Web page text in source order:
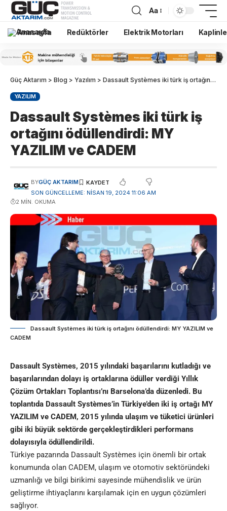
Aa
Anasayfa Redüktörler Elektrik Motorları
Güç Aktarım > Blog > Yazılım > Dassault Systèmes iki türk iş ortağını ödüllendirdi: MY YAZILIM ve CADEM
YAZILIM
Dassault Systèmes iki türk iş
ortağını ödüllendirdi: MY
YAZILIM ve CADEM
SON GÜNCELLEME: NISAN 19, 2024 11:06 AM
BYGÜÇ AKTARIM
2 MIN. OKUMA
Dassault Systèmes iki türk iş ortağını ödüllendirdi: MY YAZILIM ve
CADEM
Dassault Systèmes, 2015 yılındaki başarılarını kutladığı ve
başarılarından dolayı iş ortaklarına ödüller verdiği Yıllık
Çözüm Ortakları Toplantısı’nı Barselona’da düzenledi. Bu
toplantıda Dassault Systèmes’in Türkiye’den iki iş ortağı MY
YAZILIM ve CADEM, 2015 yılında ulaşım ve tüketici ürünleri
gibi iki büyük sektörde gerçekleştirdikleri performans
dolayısıyla ödüllendirildi.
Türkiye pazarında Dassault Systèmes için önemli bir ortak
konumunda olan CADEM, ulaşım ve otomotiv sektöründeki
uzmanlığı ve bilgi birikimi sayesinde mühendislik ve ürün
geliştirme ihtiyaçlarını karşılamak için en uygun çözümleri
sağlıyor.